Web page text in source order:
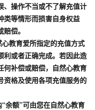
、操作不当或不了解充值计
类等情形而损害自身权益
偿。
教育爱所指定的充值方式
利或者正确完成。若因此造
何补偿或赔偿，自然心教育
资格及使用各项充值服务的
余额”可由您在自然心教育